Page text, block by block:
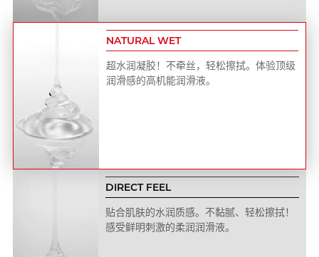
NATURAL WET
超水润凝胶！不牵丝，轻松擦拭。体验顶级
润滑感的高机能润滑液。
DIRECT FEEL
贴合肌肤的水润质感。不黏腻、轻松擦拭！
感受鲜明刺激的柔润润滑液。